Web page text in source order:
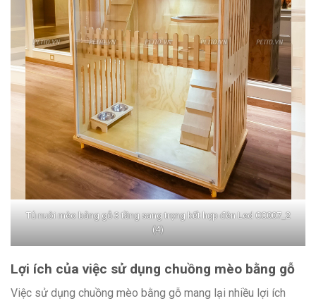
Tủ nuôi mèo bằng gỗ 3 tầng sang trọng kết hợp đèn Led CC007_2
(4)
Lợi ích của việc sử dụng chuồng mèo bằng gỗ
Việc sử dụng chuồng mèo bằng gỗ mang lại nhiều lợi ích